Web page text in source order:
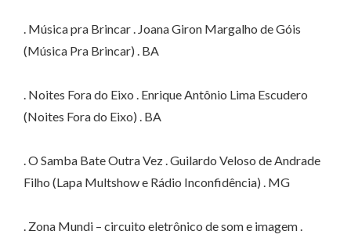
. Música pra Brincar . Joana Giron Margalho de Góis
(Música Pra Brincar) . BA
. Noites Fora do Eixo . Enrique Antônio Lima Escudero
(Noites Fora do Eixo) . BA
. O Samba Bate Outra Vez . Guilardo Veloso de Andrade
Filho (Lapa Multshow e Rádio Inconfidência) . MG
. Zona Mundi – circuito eletrônico de som e imagem .